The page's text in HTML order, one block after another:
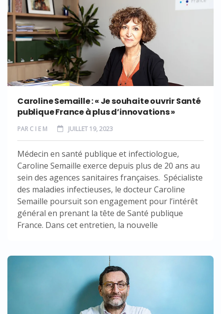
Caroline Semaille : « Je souhaite ouvrir Santé
publique France à plus d’innovations »
PAR C I E M JUILLET 19, 2023
Médecin en santé publique et infectiologue,
Caroline Semaille exerce depuis plus de 20 ans au
sein des agences sanitaires françaises. Spécialiste
des maladies infectieuses, le docteur Caroline
Semaille poursuit son engagement pour l’intérêt
général en prenant la tête de Santé publique
France. Dans cet entretien, la nouvelle